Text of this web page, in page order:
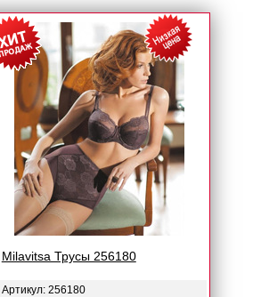
Milavitsa Трусы 256180
Артикул: 256180